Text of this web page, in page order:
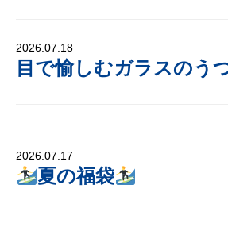
2026.07.18
目で愉しむガラスのう
2026.07.17
夏の福袋